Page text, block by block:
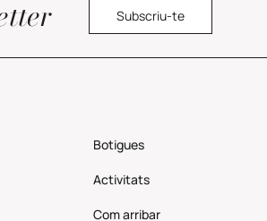
Subscriu-te
Botigues
Activitats
Comarribar